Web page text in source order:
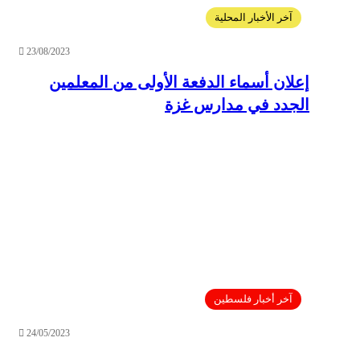
آخر الأخبار المحلية
23/08/2023
إعلان أسماء الدفعة الأولى من المعلمين
الجدد في مدارس غزة
آخر أخبار فلسطين
24/05/2023